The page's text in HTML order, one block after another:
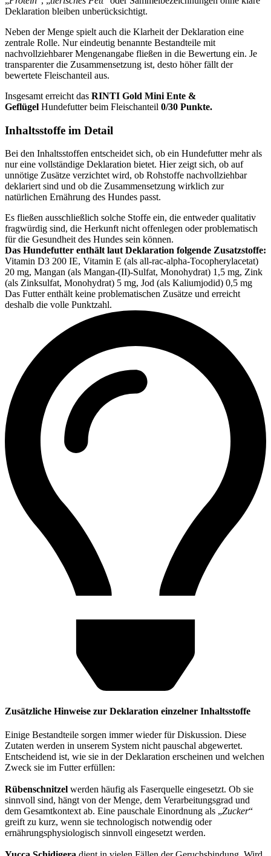
Deklaration bleiben unberücksichtigt.
Neben der Menge spielt auch die Klarheit der Deklaration eine
zentrale Rolle. Nur eindeutig benannte Bestandteile mit
nachvollziehbarer Mengenangabe fließen in die Bewertung ein. Je
transparenter die Zusammensetzung ist, desto höher fällt der
bewertete Fleischanteil aus.
Insgesamt erreicht das RINTI Gold Mini Ente &
Geflügel Hundefutter beim Fleischanteil 0/30 Punkte.
Inhaltsstoffe im Detail
Bei den Inhaltsstoffen entscheidet sich, ob ein Hundefutter mehr als
nur eine vollständige Deklaration bietet. Hier zeigt sich, ob auf
unnötige Zusätze verzichtet wird, ob Rohstoffe nachvollziehbar
deklariert sind und ob die Zusammensetzung wirklich zur
natürlichen Ernährung des Hundes passt.
Es fließen ausschließlich solche Stoffe ein, die entweder qualitativ
fragwürdig sind, die Herkunft nicht offenlegen oder problematisch
für die Gesundheit des Hundes sein können.
Das Hundefutter enthält laut Deklaration folgende Zusatzstoffe:
Vitamin D3 200 IE, Vitamin E (als all-rac-alpha-Tocopherylacetat)
20 mg, Mangan (als Mangan-(II)-Sulfat, Monohydrat) 1,5 mg, Zink
(als Zinksulfat, Monohydrat) 5 mg, Jod (als Kaliumjodid) 0,5 mg
Das Futter enthält keine problematischen Zusätze und erreicht
deshalb die volle Punktzahl.
Zusätzliche Hinweise zur Deklaration einzelner Inhaltsstoffe
Einige Bestandteile sorgen immer wieder für Diskussion. Diese
Zutaten werden in unserem System nicht pauschal abgewertet.
Entscheidend ist, wie sie in der Deklaration erscheinen und welchen
Zweck sie im Futter erfüllen:
Rübenschnitzel werden häufig als Faserquelle eingesetzt. Ob sie
sinnvoll sind, hängt von der Menge, dem Verarbeitungsgrad und
dem Gesamtkontext ab. Eine pauschale Einordnung als „Zucker“
greift zu kurz, wenn sie technologisch notwendig oder
ernährungsphysiologisch sinnvoll eingesetzt werden.